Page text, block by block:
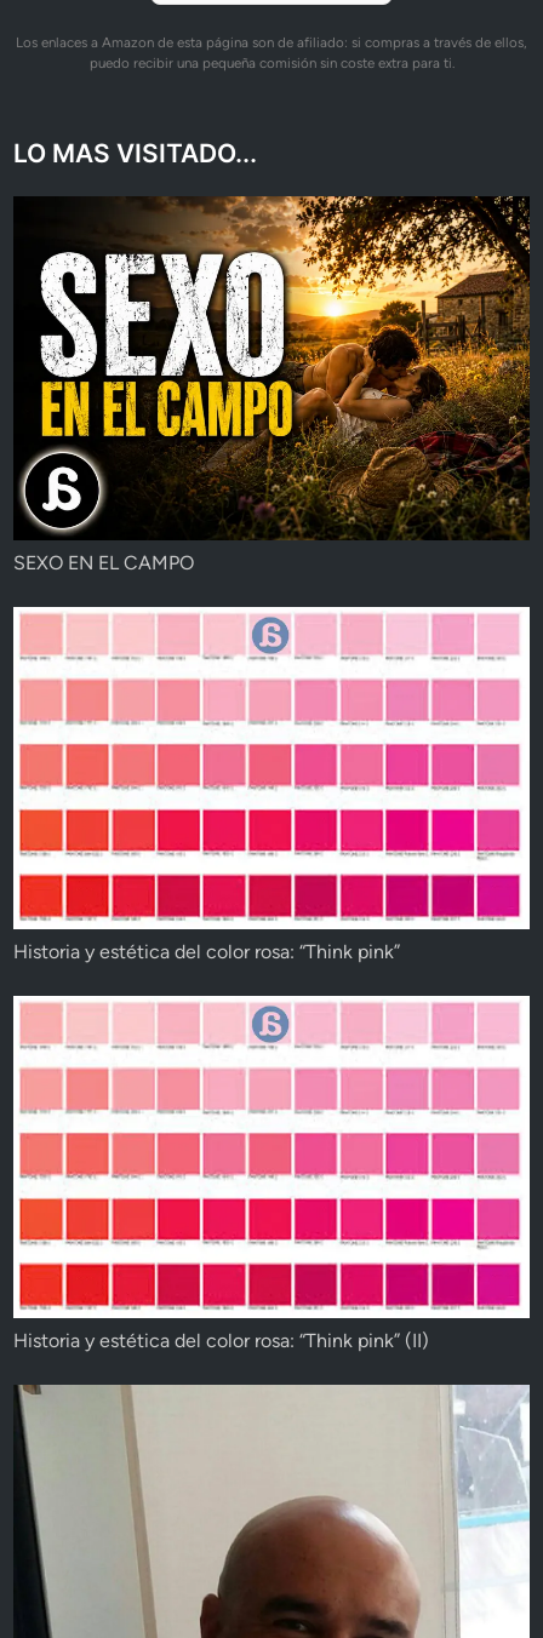
Los enlaces a Amazon de esta página son de afiliado: si compras a través de ellos,
puedo recibir una pequeña comisión sin coste extra para ti.
LO MAS VISITADO...
SEXO EN EL CAMPO
Historia y estética del color rosa: “Think pink”
Historia y estética del color rosa: “Think pink” (II)